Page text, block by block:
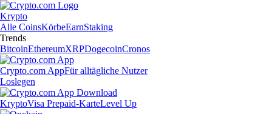
Krypto
Alle CoinsKörbeEarnStaking
Trends
BitcoinEthereumXRPDogecoinCronos
Crypto.com AppFür alltägliche Nutzer
Loslegen
KryptoVisa Prepaid-KarteLevel Up